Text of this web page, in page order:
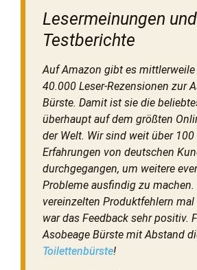
Lesermeinungen und
Testberichte
Auf Amazon gibt es
40.000 Leser-Rezensionen zur
Bürste. Damit ist sie die
überhaupt auf dem größten
der Welt. Wir sind weit über 100
Erfahrungen von deutschen
durchgegangen, um weitere
Probleme ausfindig zu machen.
vereinzelten Produktfehlern mal
war das Feedback sehr positiv.
Asobeage Bürste mit Abstand
Toilettenbürste!